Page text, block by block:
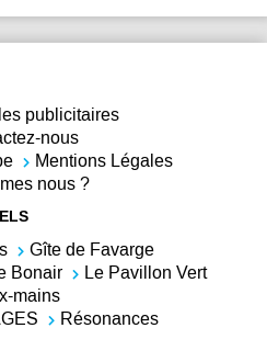
publicitaires
nous
Mentions Légales
nous ?
Gîte de Favarge
Bonair
Le Pavillon Vert
mains
Résonances